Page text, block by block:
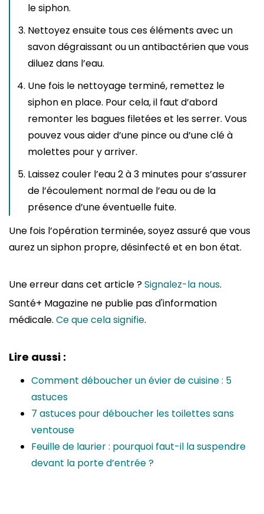
le siphon.
Nettoyez ensuite tous ces éléments avec un
savon dégraissant ou un antibactérien que vous
diluez dans l’eau.
Une fois le nettoyage terminé, remettez le
siphon en place. Pour cela, il faut d’abord
remonter les bagues filetées et les serrer. Vous
pouvez vous aider d’une pince ou d’une clé à
molettes pour y arriver.
Laissez couler l’eau 2 à 3 minutes pour s’assurer
de l’écoulement normal de l’eau ou de la
présence d’une éventuelle fuite.
Une fois l’opération terminée, soyez assuré que vous
aurez un siphon propre, désinfecté et en bon état.
Une erreur dans cet article ?Signalez-la nous.
Santé+ Magazine ne publie pas d'information
médicale. Ce que cela signifie.
Lire aussi :
Comment déboucher un évier de cuisine : 5
astuces
7 astuces pour déboucher les toilettes sans
ventouse
Feuille de laurier : pourquoi faut-il la suspendre
devant la porte d’entrée ?